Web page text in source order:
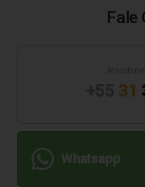
Fale
31
Whatsapp